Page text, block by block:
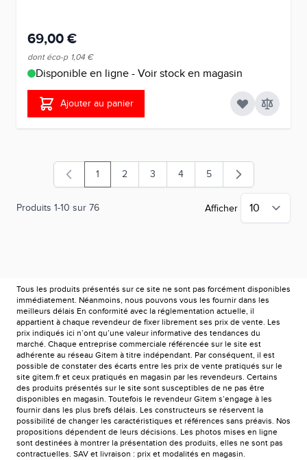
69,00 €
dont éco-p 1,04 €
Disponible en ligne - Voir stock en magasin
Ajouter au panier
Produits 1-10 sur 76
Vous lisez actuellement la page
1 Page
2 Page
3 Page
4 Page
5
Afficher
Tous les produits présentés sur ce site ne sont pas forcément disponibles
immédiatement. Néanmoins, nous pouvons vous les fournir dans les
meilleurs délais En conformité avec la réglementation actuelle, il
appartient à chaque revendeur de fixer librement ses prix de vente. Les
prix indiqués ici n’ont qu’une valeur informative des tendances du
marché. Chaque entreprise commerciale référencée sur le site est
adhérente au réseau Gitem à titre indépendant. Par conséquent, il est
possible de constater des écarts entre les prix de vente pratiqués sur le
site gitem.fr et ceux pratiqués en magasin par les revendeurs. Certains
des produits présentés sur le site sont susceptibles de ne pas être
disponibles en magasin. Toutefois le revendeur Gitem s’engage à les
fournir dans les plus brefs délais. Les constructeurs se réservent la
possibilité de changer les caractéristiques et références sans préavis. Nos
propositions dépendent de leurs décisions. Les photos mises en ligne
sont destinées à montrer la présentation des produits, elles ne sont pas
contractuelles. SAV et livraison : prix et modalités en magasin.